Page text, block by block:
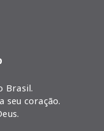
Brasil.
seu coração.